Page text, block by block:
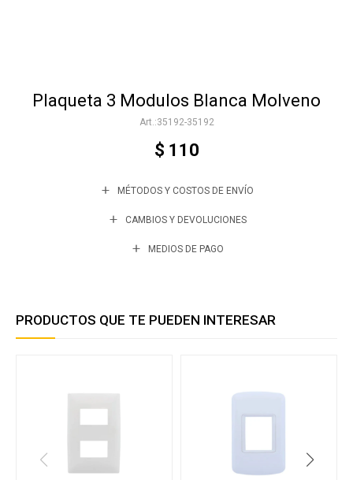
Plaqueta 3 Modulos Blanca Molveno
35192-35192
$ 110
MÉTODOS Y COSTOS DE ENVÍO
CAMBIOS Y DEVOLUCIONES
MEDIOS DE PAGO
PRODUCTOS QUE TE PUEDEN INTERESAR
Varios